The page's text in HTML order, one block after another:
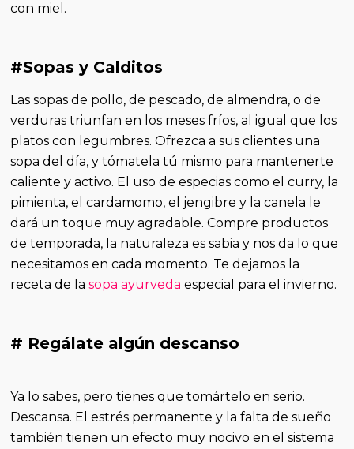
con miel.
#Sopas y Calditos
Las sopas de pollo, de pescado, de almendra, o de
verduras triunfan en los meses fríos, al igual que los
platos con legumbres. Ofrezca a sus clientes una
sopa del día, y tómatela tú mismo para mantenerte
caliente y activo. El uso de especias como el curry, la
pimienta, el cardamomo, el jengibre y la canela le
dará un toque muy agradable. Compre productos
de temporada, la naturaleza es sabia y nos da lo que
necesitamos en cada momento. Te dejamos la
receta de la sopa ayurveda especial para el invierno.
# Regálate algún descanso
Ya lo sabes, pero tienes que tomártelo en serio.
Descansa. El estrés permanente y la falta de sueño
también tienen un efecto muy nocivo en el sistema